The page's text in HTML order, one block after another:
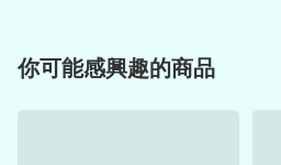
你可能感興趣的商品